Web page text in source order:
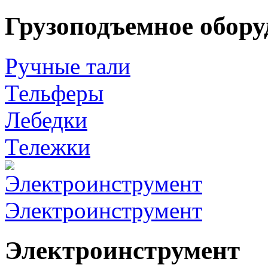
Грузоподъемное
Ручные тали
Тельферы
Лебедки
Тележки
Электроинструмент
Электроинструмент